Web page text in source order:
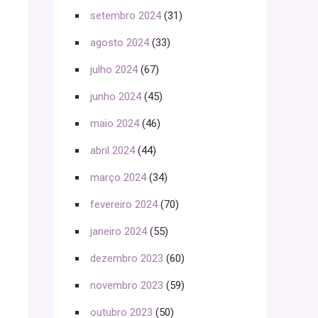
setembro 2024(31)
agosto 2024(33)
julho 2024(67)
junho 2024(45)
maio 2024(46)
abril 2024(44)
março 2024(34)
fevereiro 2024(70)
janeiro 2024(55)
dezembro 2023 (60)
novembro 2023 (59)
outubro 2023 (50)